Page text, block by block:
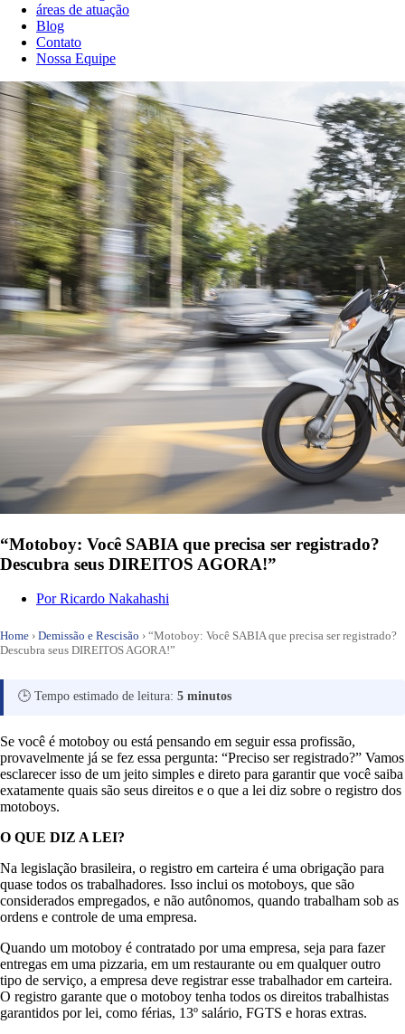
áreas de atuação
Blog
Contato
Nossa Equipe
“Motoboy: Você SABIA que precisa ser registrado?
Descubra seus DIREITOS AGORA!”
PorRicardo Nakahashi
Home › Demissão e Rescisão › “Motoboy: Você SABIA que precisa ser registrado?
Descubra seus DIREITOS AGORA!”
🕒 Tempo estimado de leitura: 5 minutos
Se você é motoboy ou está pensando em seguir essa profissão,
provavelmente já se fez essa pergunta: “Preciso ser registrado?” Vamos
esclarecer isso de um jeito simples e direto para garantir que você saiba
exatamente quais são seus direitos e o que a lei diz sobre o registro dos
motoboys.
O QUE DIZ A LEI?
Na legislação brasileira, o registro em carteira é uma obrigação para
quase todos os trabalhadores. Isso inclui os motoboys, que são
considerados empregados, e não autônomos, quando trabalham sob as
ordens e controle de uma empresa.
Quando um motoboy é contratado por uma empresa, seja para fazer
entregas em uma pizzaria, em um restaurante ou em qualquer outro
tipo de serviço, a empresa deve registrar esse trabalhador em carteira.
O registro garante que o motoboy tenha todos os direitos trabalhistas
garantidos por lei, como férias, 13º salário, FGTS e horas extras.